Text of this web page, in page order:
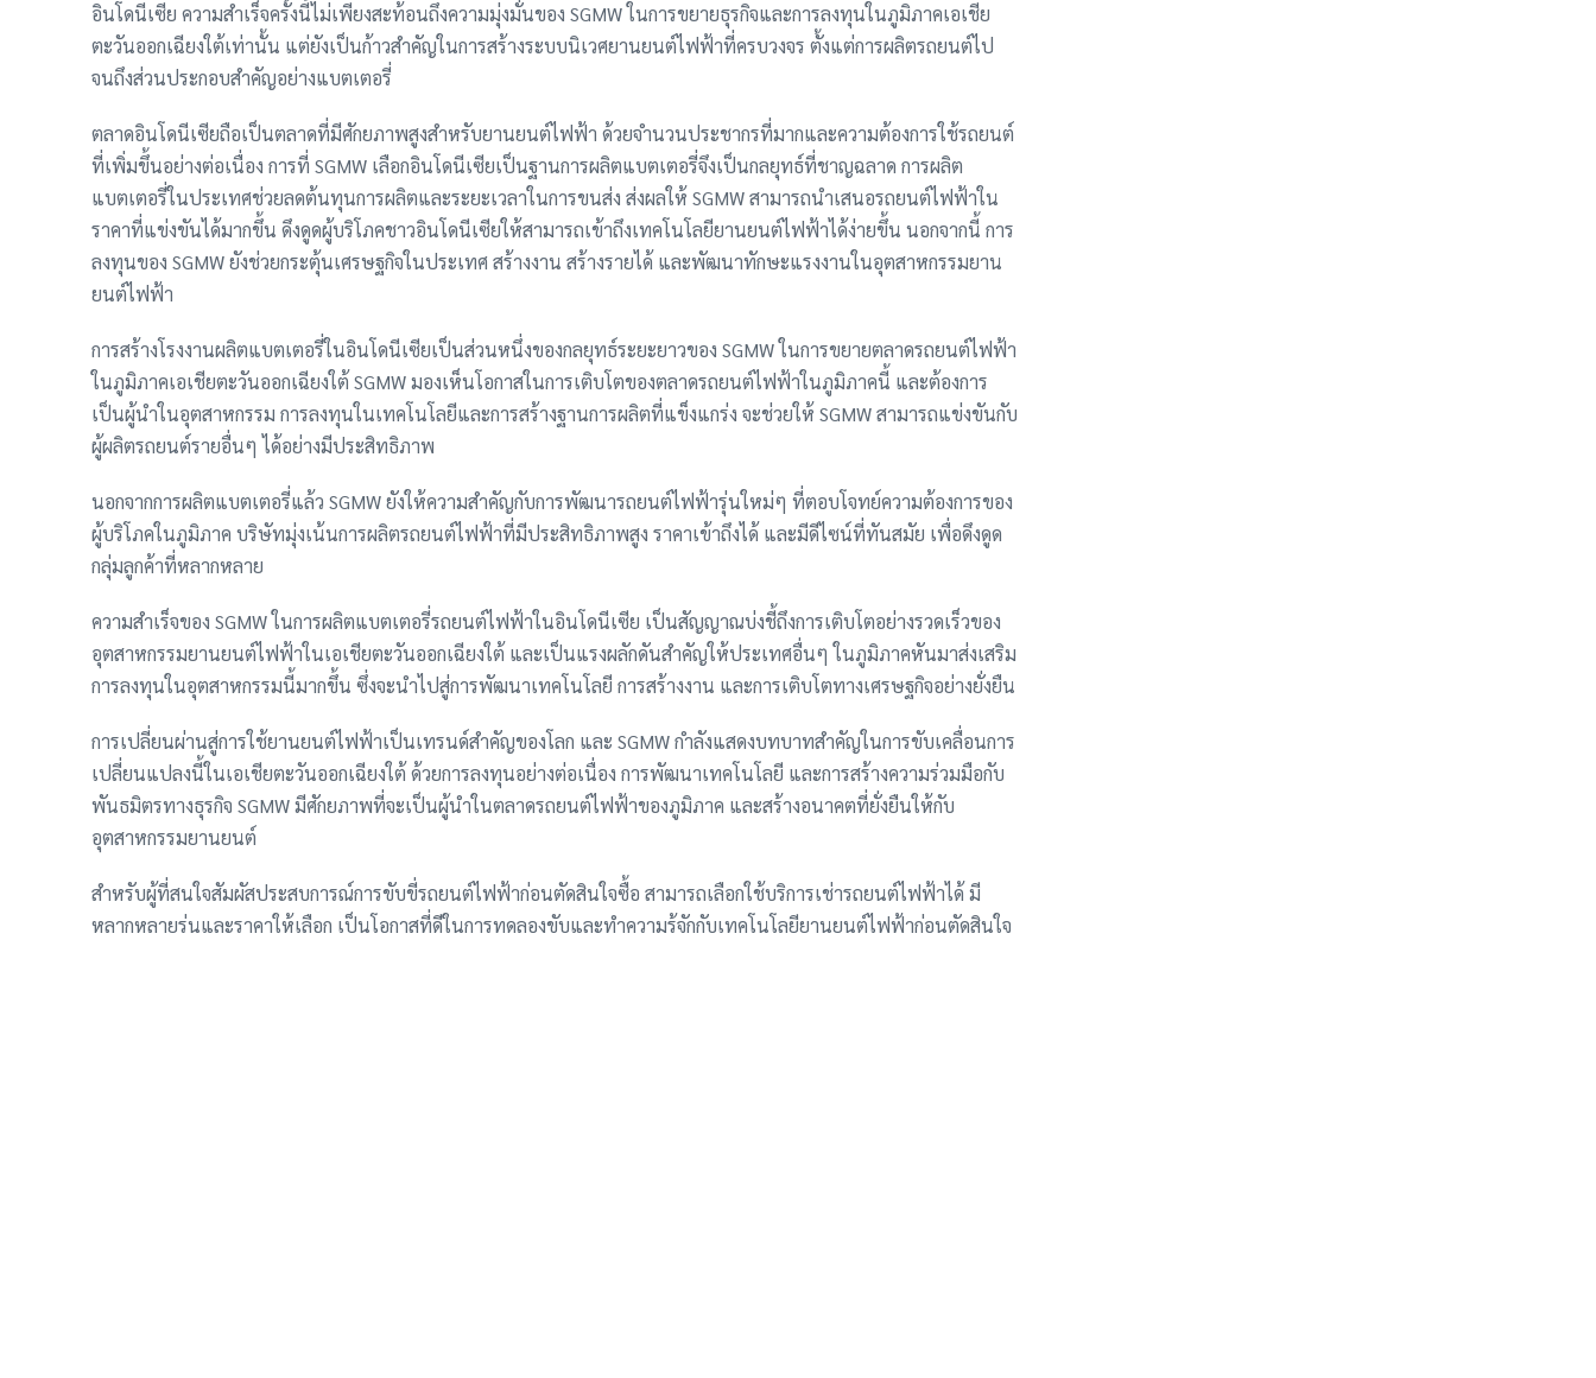
อินโดนีเซีย ความสำเร็จครั้งนี้ไม่เพียงสะท้อนถึงความมุ่งมั่นของ SGMW ในการขยายธุรกิจและการลงทุนในภูมิภาคเอเชีย
ตะวันออกเฉียงใต้เท่านั้น แต่ยังเป็นก้าวสำคัญในการสร้างระบบนิเวศยานยนต์ไฟฟ้าที่ครบวงจร ตั้งแต่การผลิตรถยนต์ไป
จนถึงส่วนประกอบสำคัญอย่างแบตเตอรี่
ตลาดอินโดนีเซียถือเป็นตลาดที่มีศักยภาพสูงสำหรับยานยนต์ไฟฟ้า ด้วยจำนวนประชากรที่มากและความต้องการใช้รถยนต์
ที่เพิ่มขึ้นอย่างต่อเนื่อง การที่ SGMW เลือกอินโดนีเซียเป็นฐานการผลิตแบตเตอรี่จึงเป็นกลยุทธ์ที่ชาญฉลาด การผลิต
แบตเตอรี่ในประเทศช่วยลดต้นทุนการผลิตและระยะเวลาในการขนส่ง ส่งผลให้ SGMW สามารถนำเสนอรถยนต์ไฟฟ้าใน
ราคาที่แข่งขันได้มากขึ้น ดึงดูดผู้บริโภคชาวอินโดนีเซียให้สามารถเข้าถึงเทคโนโลยียานยนต์ไฟฟ้าได้ง่ายขึ้น นอกจากนี้ การ
ลงทุนของ SGMW ยังช่วยกระตุ้นเศรษฐกิจในประเทศ สร้างงาน สร้างรายได้ และพัฒนาทักษะแรงงานในอุตสาหกรรมยาน
ยนต์ไฟฟ้า
การสร้างโรงงานผลิตแบตเตอรี่ในอินโดนีเซียเป็นส่วนหนึ่งของกลยุทธ์ระยะยาวของ SGMW ในการขยายตลาดรถยนต์ไฟฟ้า
ในภูมิภาคเอเชียตะวันออกเฉียงใต้ SGMW มองเห็นโอกาสในการเติบโตของตลาดรถยนต์ไฟฟ้าในภูมิภาคนี้ และต้องการ
เป็นผู้นำในอุตสาหกรรม การลงทุนในเทคโนโลยีและการสร้างฐานการผลิตที่แข็งแกร่ง จะช่วยให้ SGMW สามารถแข่งขันกับ
ผู้ผลิตรถยนต์รายอื่นๆ ได้อย่างมีประสิทธิภาพ
นอกจากการผลิตแบตเตอรี่แล้ว SGMW ยังให้ความสำคัญกับการพัฒนารถยนต์ไฟฟ้ารุ่นใหม่ๆ ที่ตอบโจทย์ความต้องการของ
ผู้บริโภคในภูมิภาค บริษัทมุ่งเน้นการผลิตรถยนต์ไฟฟ้าที่มีประสิทธิภาพสูง ราคาเข้าถึงได้ และมีดีไซน์ที่ทันสมัย เพื่อดึงดูด
กลุ่มลูกค้าที่หลากหลาย
ความสำเร็จของ SGMW ในการผลิตแบตเตอรี่รถยนต์ไฟฟ้าในอินโดนีเซีย เป็นสัญญาณบ่งชี้ถึงการเติบโตอย่างรวดเร็วของ
อุตสาหกรรมยานยนต์ไฟฟ้าในเอเชียตะวันออกเฉียงใต้ และเป็นแรงผลักดันสำคัญให้ประเทศอื่นๆ ในภูมิภาคหันมาส่งเสริม
การลงทุนในอุตสาหกรรมนี้มากขึ้น ซึ่งจะนำไปสู่การพัฒนาเทคโนโลยี การสร้างงาน และการเติบโตทางเศรษฐกิจอย่างยั่งยืน
การเปลี่ยนผ่านสู่การใช้ยานยนต์ไฟฟ้าเป็นเทรนด์สำคัญของโลก และ SGMW กำลังแสดงบทบาทสำคัญในการขับเคลื่อนการ
เปลี่ยนแปลงนี้ในเอเชียตะวันออกเฉียงใต้ ด้วยการลงทุนอย่างต่อเนื่อง การพัฒนาเทคโนโลยี และการสร้างความร่วมมือกับ
พันธมิตรทางธุรกิจ SGMW มีศักยภาพที่จะเป็นผู้นำในตลาดรถยนต์ไฟฟ้าของภูมิภาค และสร้างอนาคตที่ยั่งยืนให้กับ
อุตสาหกรรมยานยนต์
สำหรับผู้ที่สนใจสัมผัสประสบการณ์การขับขี่รถยนต์ไฟฟ้าก่อนตัดสินใจซื้อ สามารถเลือกใช้บริการเช่ารถยนต์ไฟฟ้าได้ มี
หลากหลายรุ่นและราคาให้เลือก เป็นโอกาสที่ดีในการทดลองขับและทำความรู้จักกับเทคโนโลยียานยนต์ไฟฟ้าก่อนตัดสินใจ